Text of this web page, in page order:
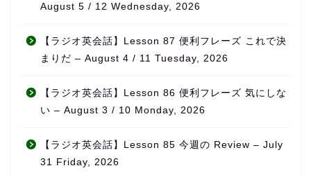
August 5 / 12 Wednesday, 2026
【ラジオ英会話】Lesson 87 便利フレーズ これで決
まりだ – August 4 / 11 Tuesday, 2026
【ラジオ英会話】Lesson 86 便利フレーズ 気にしな
い – August 3 / 10 Monday, 2026
【ラジオ英会話】Lesson 85 今週の Review – July
31 Friday, 2026